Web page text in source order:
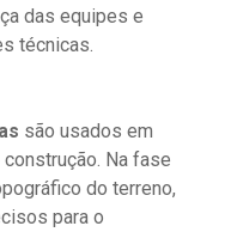
das equipes e
técnicas.
são usados em
Na fase
do terreno,
para o